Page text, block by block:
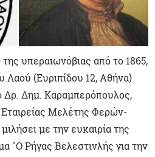
υπεραιωνόβιας από το 1865,
Λαού (Ευριπίδου 12, Αθήνα)
Δρ. Δημ. Καραμπερόπουλος,
Μελέτης Φερών-
με την ευκαιρία της
"Ο Ρήγας Βελεστινλής για την